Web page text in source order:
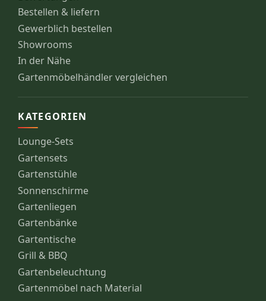
Bestellen & liefern
Gewerblich bestellen
Showrooms
In der Nähe
Gartenmöbelhändler vergleichen
KATEGORIEN
Lounge-Sets
Gartensets
Gartenstühle
Sonnenschirme
Gartenliegen
Gartenbänke
Gartentische
Grill & BBQ
Gartenbeleuchtung
Gartenmöbel nach Material